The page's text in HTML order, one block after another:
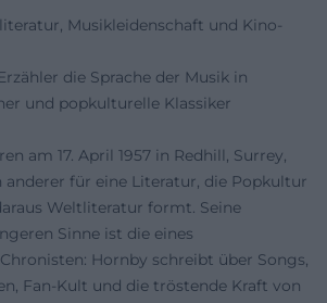
Musikleidenschaft und Kino-
die Sprache der Musik in
und popkulturelle Klassiker
am 17. April 1957 in Redhill, Surrey,
für eine Literatur, die Popkultur
Weltliteratur formt. Seine
Sinne ist die eines
Hornby schreibt über Songs,
Fan-Kult und die tröstende Kraft von